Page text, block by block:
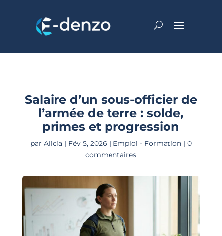
Salaire d’un sous-officier de
l’armée de terre : solde,
primes et progression
par Alicia | Fév 5, 2026 | Emploi - Formation| 0
commentaires